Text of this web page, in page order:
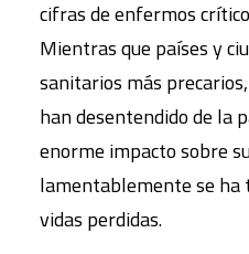
cifras de enfermos
Mientras que países y
sanitarios más
han desentendido de la
enorme impacto sobre
lamentablemente se ha
vidas perdidas.